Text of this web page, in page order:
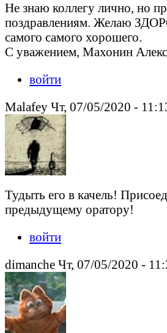
Не знаю коллегу лично, но
поздравлениям. Желаю
самого самого хорошего.
С уважением, Махонин
войти
Malafey Чт, 07/05/2020 -
Тудыть его в качель!
предыдущему оратору!
войти
dimanche Чт, 07/05/2020 -